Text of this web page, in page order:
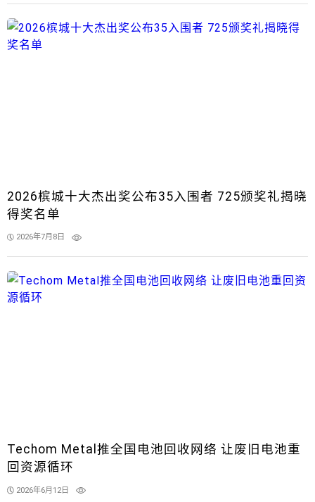
2026槟城十大杰出奖公布35入围者 725颁奖礼揭晓
得奖名单
2026年7月8日
Techom Metal推全国电池回收网络 让废旧电池重
回资源循环
2026年6月12日